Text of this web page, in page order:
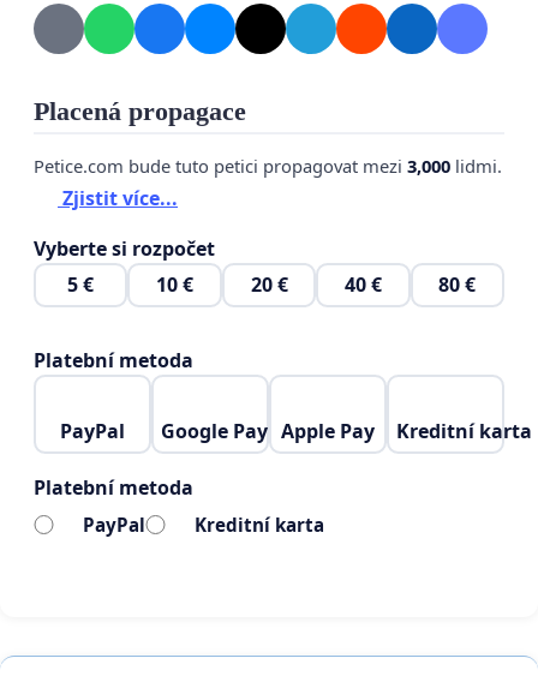
Nenech se zastrašit! Vystup z řady!
Placená propagace
Petice.com bude tuto petici propagovat mezi 3,000 lidmi.
Zjistit více...
Vyberte si rozpočet
5 €
10 € 20 € 40 € 80 €
Platební metoda
PayPal Google Pay Apple Pay Kreditní karta
Platební metoda
PayPal Kreditní karta